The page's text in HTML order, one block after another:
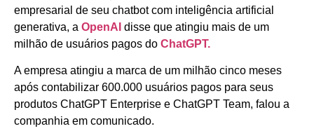
empresarial de seu chatbot com inteligência artificial
generativa, a OpenAI disse que atingiu mais de um
milhão de usuários pagos do ChatGPT.
A empresa atingiu a marca de um milhão cinco meses
após contabilizar 600.000 usuários pagos para seus
produtos ChatGPT Enterprise e ChatGPT Team, falou a
companhia em comunicado.